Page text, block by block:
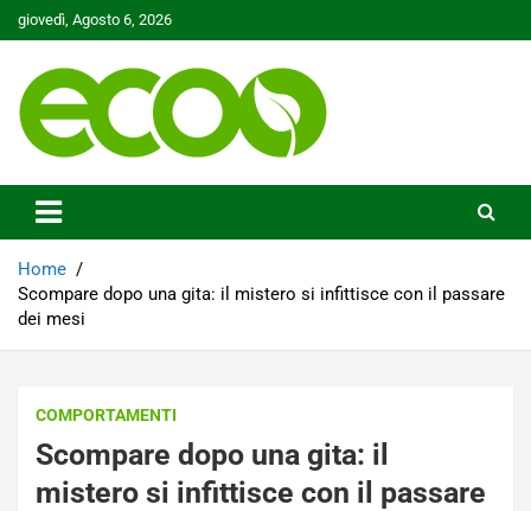
Skip
to
giovedì, Agosto 6, 2026
Ecoo.it
Home
Scompare dopo una gita: il mistero si infittisce con il passare
dei mesi
COMPORTAMENTI
Scompare dopo una gita: il
mistero si infittisce con il passare